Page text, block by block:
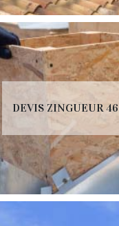
DEVIS ZINGUEUR 46